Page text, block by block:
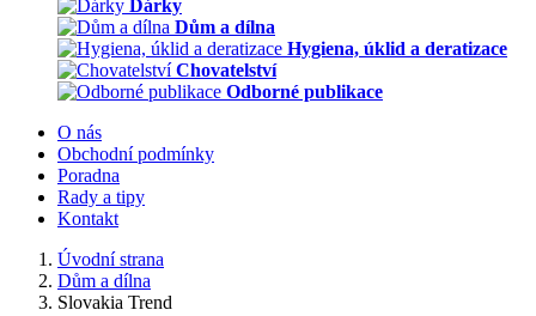
Dárky
Dům a dílna
Hygiena, úklid a deratizace
Chovatelství
Odborné publikace
O nás
Obchodní podmínky
Poradna
Rady a tipy
Kontakt
Úvodní strana
Dům a dílna
Slovakia Trend